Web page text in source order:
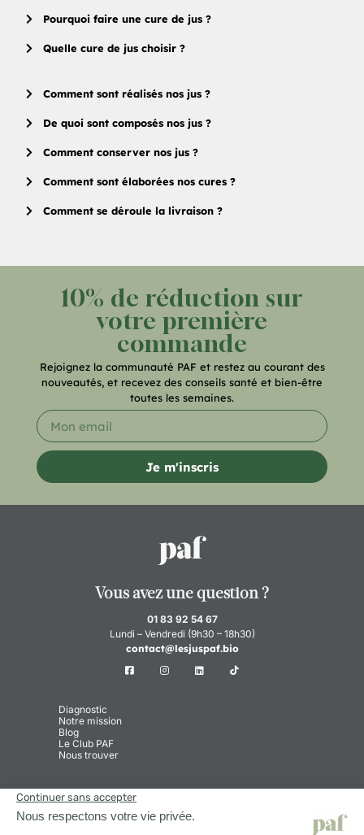
Pourquoi faire une cure de jus ?
Quelle cure de jus choisir ?
Comment sont réalisés nos jus ?
De quoi sont composés nos jus ?
Comment conserver nos jus ?
Comment sont élaborées nos cures ?
Comment se déroule la livraison ?
10% de réduction sur
votre première
commande
Rejoignez la communauté PAF et restez au courant des
nouveautés, et recevez des conseils santé et bien-être
toutes les semaines.
Je m'inscris
Vous avez une question ?
01 83 92 54 67
Lundi – Vendredi (9h30 – 18h30)
contact@lesjuspaf.bio
Diagnostic
Notre mission
Blog
Le Club PAF
Nous trouver
Centre d’aide
Paiement et livraison
Conditions Générales de Vente